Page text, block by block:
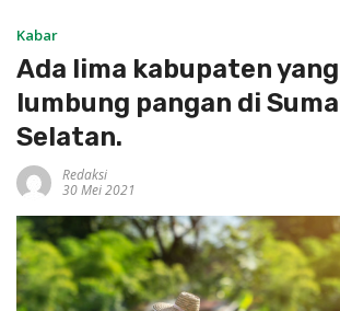
Kabar
Ada lima kabupaten
lumbung pangan di
Selatan.
Redaksi
30 Mei 2021